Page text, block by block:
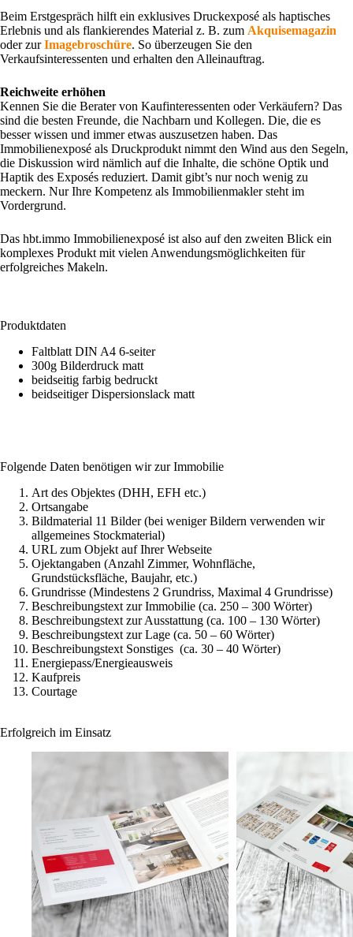
Beim Erstgespräch hilft ein exklusives Druckexposé als haptisches
Erlebnis und als flankierendes Material z. B. zum Akquisemagazin
oder zurImagebroschüre. So überzeugen Sie den
Verkaufsinteressenten und erhalten den Alleinauftrag.
Reichweite erhöhen
Kennen Sie die Berater von Kaufinteressenten oder Verkäufern? Das
sind die besten Freunde, die Nachbarn und Kollegen. Die, die es
besser wissen und immer etwas auszusetzen haben. Das
Immobilienexposé als Druckprodukt nimmt den Wind aus den Segeln,
die Diskussion wird nämlich auf die Inhalte, die schöne Optik und
Haptik des Exposés reduziert. Damit gibt’s nur noch wenig zu
meckern. Nur Ihre Kompetenz als Immobilienmakler steht im
Vordergrund.
Das hbt.immo Immobilienexposé ist also auf den zweiten Blick ein
komplexes Produkt mit vielen Anwendungsmöglichkeiten für
erfolgreiches Makeln.
Produktdaten
Faltblatt DIN A4 6-seiter
300g Bilderdruck matt
beidseitig farbig bedruckt
beidseitiger Dispersionslack matt
Folgende Daten benötigen wir zur Immobilie
Art des Objektes (DHH, EFH etc.)
Ortsangabe
Bildmaterial 11 Bilder (bei weniger Bildern verwenden wir
allgemeines Stockmaterial)
URL zum Objekt auf Ihrer Webseite
Ojektangaben (Anzahl Zimmer, Wohnfläche,
Grundstücksfläche, Baujahr, etc.)
Grundrisse (Mindestens 2 Grundriss, Maximal 4 Grundrisse)
Beschreibungstext zur Immobilie (ca. 250 – 300 Wörter)
Beschreibungstext zur Ausstattung (ca. 100 – 130 Wörter)
Beschreibungstext zur Lage (ca. 50 – 60 Wörter)
Beschreibungstext Sonstiges (ca. 30 – 40 Wörter)
Energiepass/Energieausweis
Kaufpreis
Courtage
Erfolgreich im Einsatz